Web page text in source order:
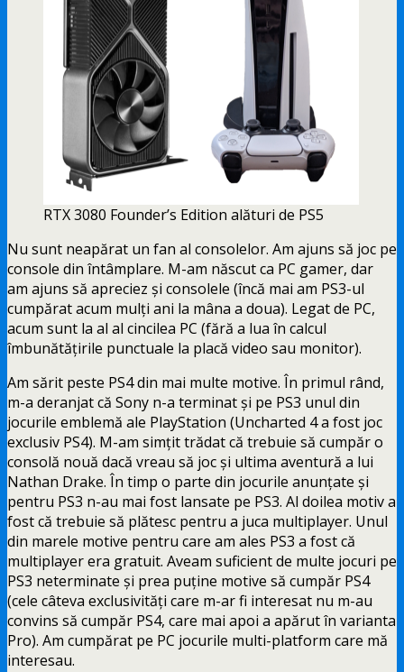
RTX 3080 Founder’s Edition alături de PS5
Nu sunt neapărat un fan al consolelor. Am ajuns să joc pe
console din întâmplare. M-am născut ca PC gamer, dar
am ajuns să apreciez și consolele (încă mai am PS3-ul
cumpărat acum mulți ani la mâna a doua). Legat de PC,
acum sunt la al al cincilea PC (fără a lua în calcul
îmbunătățirile punctuale la placă video sau monitor).
Am sărit peste PS4 din mai multe motive. În primul rând,
m-a deranjat că Sony n-a terminat și pe PS3 unul din
jocurile emblemă ale PlayStation (Uncharted 4 a fost joc
exclusiv PS4). M-am simțit trădat că trebuie să cumpăr o
consolă nouă dacă vreau să joc și ultima aventură a lui
Nathan Drake. În timp o parte din jocurile anunțate și
pentru PS3 n-au mai fost lansate pe PS3. Al doilea motiv a
fost că trebuie să plătesc pentru a juca multiplayer. Unul
din marele motive pentru care am ales PS3 a fost că
multiplayer era gratuit. Aveam suficient de multe jocuri pe
PS3 neterminate și prea puține motive să cumpăr PS4
(cele câteva exclusivități care m-ar fi interesat nu m-au
convins să cumpăr PS4, care mai apoi a apărut în varianta
Pro). Am cumpărat pe PC jocurile multi-platform care mă
interesau.